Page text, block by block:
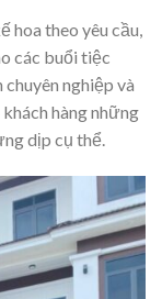
hoa theo yêu cầu,
các buổi tiệc
nghiệp và
hàng những
dịp cụ thể.